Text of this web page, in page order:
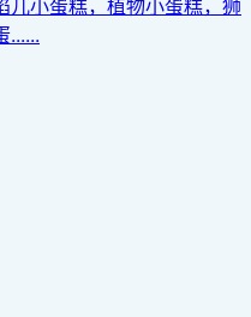
小蛋糕，植物小蛋糕，狮
......